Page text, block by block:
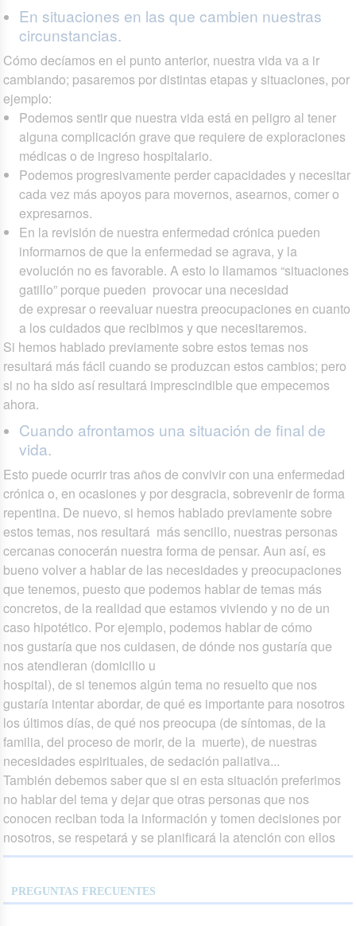
En situaciones en las que cambien nuestras
circunstancias.
Cómo decíamos en el punto anterior, nuestra vida va a ir
cambiando; pasaremos por distintas etapas y situaciones, por
ejemplo:
Podemos sentir que nuestra vida está en peligro al tener
alguna complicación grave que requiere de exploraciones
médicas o de ingreso hospitalario.
Podemos progresivamente perder capacidades y necesitar
cada vez más apoyos para movernos, asearnos, comer o
expresarnos.
En la revisión de nuestra enfermedad crónica pueden
informarnos de que la enfermedad se agrava, y la
evolución no es favorable. A esto lo llamamos “situaciones
gatillo” porque pueden provocar una necesidad
de expresar o reevaluar nuestra preocupaciones en cuanto
a los cuidados que recibimos y que necesitaremos.
Si hemos hablado previamente sobre estos temas nos
resultará más fácil cuando se produzcan estos cambios; pero
si no ha sido así resultará imprescindible que empecemos
ahora.
Cuando afrontamos una situación de final de
vida.
Esto puede ocurrir tras años de convivir con una enfermedad
crónica o, en ocasiones y por desgracia, sobrevenir de forma
repentina. De nuevo, si hemos hablado previamente sobre
estos temas, nos resultará más sencillo, nuestras personas
cercanas conocerán nuestra forma de pensar. Aun así, es
bueno volver a hablar de las necesidades y preocupaciones
que tenemos, puesto que podemos hablar de temas más
concretos, de la realidad que estamos viviendo y no de un
caso hipotético. Por ejemplo, podemos hablar de cómo
nos gustaría que nos cuidasen, de dónde nos gustaría que
nos atendieran (domicilio u
hospital), de si tenemos algún tema no resuelto que nos
gustaría intentar abordar, de qué es importante para nosotros
los últimos días, de qué nos preocupa (de síntomas, de la
familia, del proceso de morir, de la muerte), de nuestras
necesidades espirituales, de sedación paliativa...
También debemos saber que si en esta situación preferimos
no hablar del tema y dejar que otras personas que nos
conocen reciban toda la información y tomen decisiones por
nosotros, se respetará y se planificará la atención con ellos
PREGUNTAS FRECUENTES